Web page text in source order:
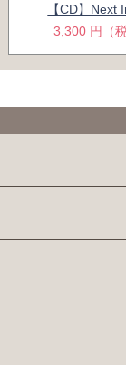
【CD】Next
3,300 円（税